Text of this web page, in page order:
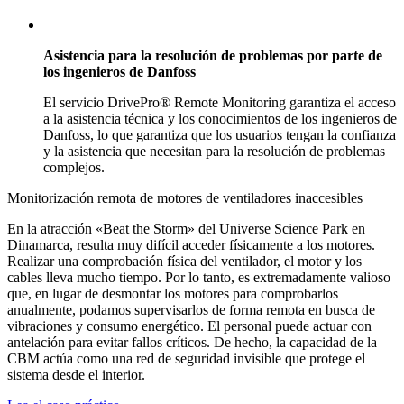
Asistencia para la resolución de problemas por parte de
los ingenieros de Danfoss
El servicio DrivePro® Remote Monitoring garantiza el acceso
a la asistencia técnica y los conocimientos de los ingenieros de
Danfoss, lo que garantiza que los usuarios tengan la confianza
y la asistencia que necesitan para la resolución de problemas
complejos.
Monitorización remota de motores de ventiladores inaccesibles
En la atracción «Beat the Storm» del Universe Science Park en
Dinamarca, resulta muy difícil acceder físicamente a los motores.
Realizar una comprobación física del ventilador, el motor y los
cables lleva mucho tiempo. Por lo tanto, es extremadamente valioso
que, en lugar de desmontar los motores para comprobarlos
anualmente, podamos supervisarlos de forma remota en busca de
vibraciones y consumo energético. El personal puede actuar con
antelación para evitar fallos críticos. De hecho, la capacidad de la
CBM actúa como una red de seguridad invisible que protege el
sistema desde el interior.